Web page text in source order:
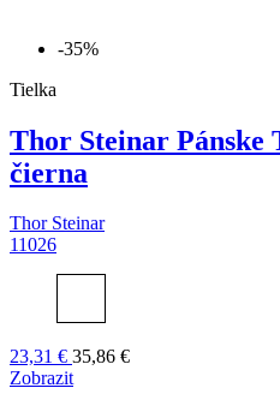
-35%
Tielka
Thor Steinar Pánske
čierna
Thor Steinar
11026
23,31 € 35,86 €
Zobrazit